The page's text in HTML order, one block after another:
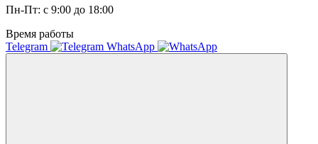
Пн-Пт: с 9:00 до 18:00
Время работы
Telegram
WhatsApp